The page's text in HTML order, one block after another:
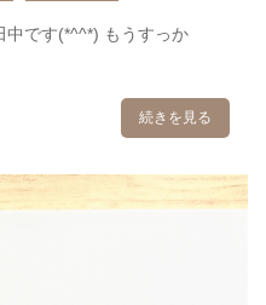
中です(*^^*) もうすっか
続きを見る